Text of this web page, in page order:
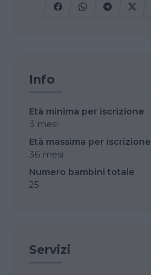
Info
Età minima per iscrizione
3 mesi
Età massima per iscrizione
36 mesi
Numero bambini totale
25
Servizi